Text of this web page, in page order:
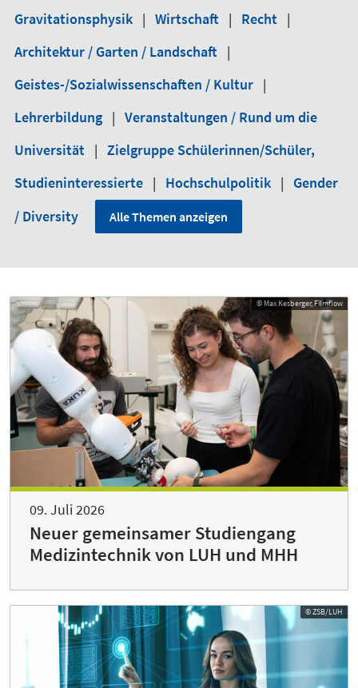
Gravitationsphysik | Wirtschaft | Recht |
Architektur / Garten / Landschaft |
Geistes-/Sozialwissenschaften / Kultur |
Lehrerbildung | Veranstaltungen / Rund um die
Universität | Zielgruppe Schülerinnen/Schüler,
Studieninteressierte | Hochschulpolitik | Gender
/ Diversity
Alle Themen anzeigen
© Max Kesberger, Filmflow
09. Juli 2026
Neuer gemeinsamer Studiengang
Medizintechnik von LUH und MHH
© ZSB/LUH